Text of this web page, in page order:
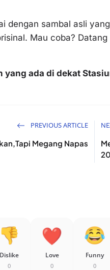
dengan sambal asli
Mau coba?
yang ada di dekat
PREVIOUS ARTICLE
Megang Napas
Dislike
0
Love
0
Funny
0